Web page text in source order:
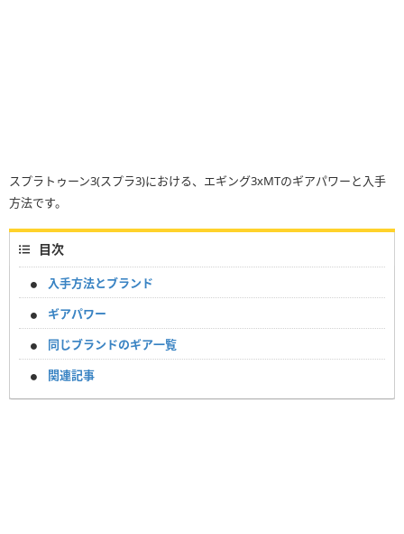
スプラトゥーン3(スプラ3)における、エギング3xMTのギアパワーと入手
方法です。
目次
入手方法とブランド
ギアパワー
同じブランドのギア一覧
関連記事